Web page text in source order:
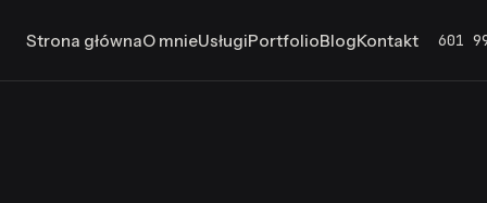
Strona głównaO mnieUsługiPortfolioBlogKontakt 601